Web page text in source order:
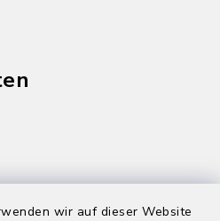
wir auf dieser Website